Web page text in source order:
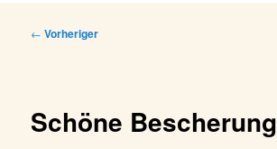
Beitragsnavigation
← Vorheriger
Schöne Bescherung